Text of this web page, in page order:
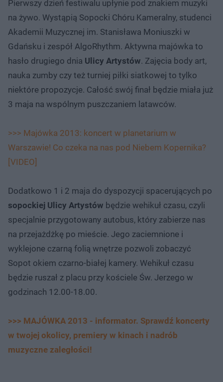
Pierwszy dzień festiwalu upłynie pod znakiem muzyki
na żywo. Wystąpią Sopocki Chóru Kameralny, studenci
Akademii Muzycznej im. Stanisława Moniuszki w
Gdańsku i zespół AlgoRhythm. Aktywna majówka to
hasło drugiego dnia Ulicy Artystów. Zajęcia body art,
nauka zumby czy też turniej piłki siatkowej to tylko
niektóre propozycje. Całość swój finał będzie miała już
3 maja na wspólnym puszczaniem latawców.
>>> Majówka 2013: koncert w planetarium w
Warszawie! Co czeka na nas pod Niebem Kopernika?
[VIDEO]
Dodatkowo 1 i 2 maja do dyspozycji spacerujących po
sopockiej Ulicy Artystów będzie wehikuł czasu, czyli
specjalnie przygotowany autobus, który zabierze nas
na przejażdżkę po mieście. Jego zaciemnione i
wyklejone czarną folią wnętrze pozwoli zobaczyć
Sopot okiem czarno-białej kamery. Wehikuł czasu
będzie ruszał z placu przy kościele Św. Jerzego w
godzinach 12.00-18.00.
>>> MAJÓWKA 2013 - informator. Sprawdź koncerty
w twojej okolicy, premiery w kinach i nadrób
muzyczne zaległości!